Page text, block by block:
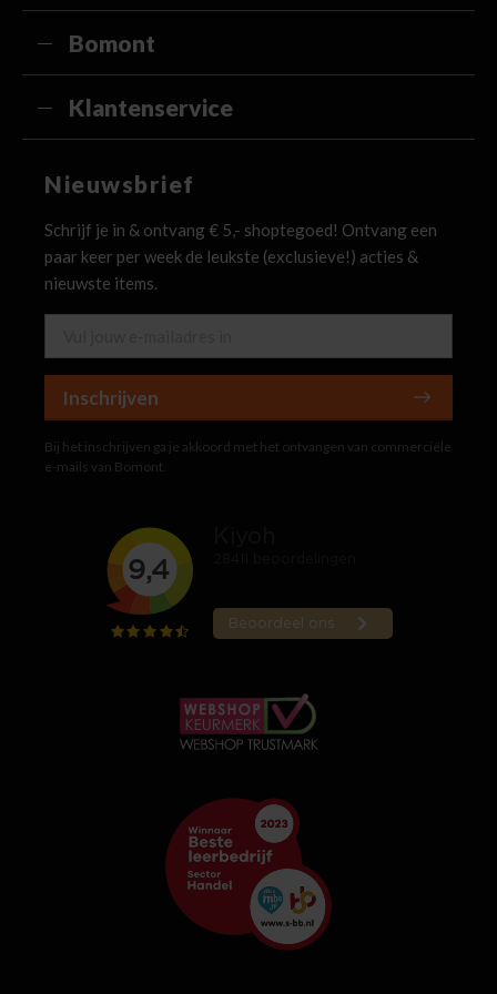
Bomont
Klantenservice
Nieuwsbrief
Schrijf je in & ontvang € 5,- shoptegoed! Ontvang een
paar keer per week de leukste (exclusieve!) acties &
nieuwste items.
Inschrijven
Bij het inschrijven ga je akkoord met het ontvangen van commerciële
e-mails van Bomont.